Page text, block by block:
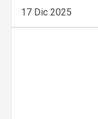
17 Dic 2025